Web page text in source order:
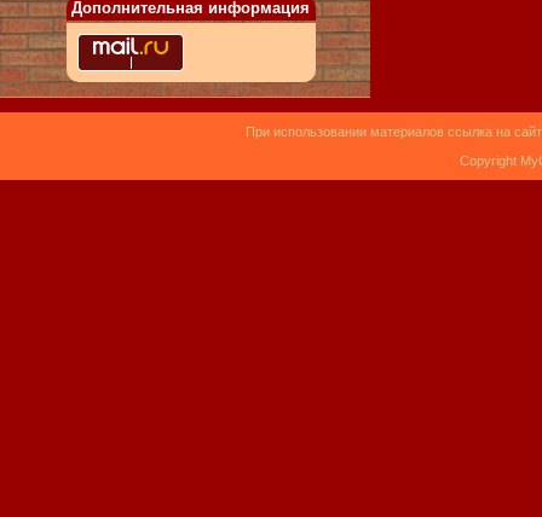
Дополнительная информация
При использовании материалов ссылка на
Copyright